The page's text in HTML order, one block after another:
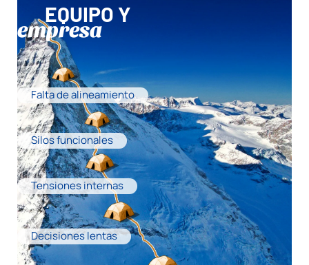
EQUIPO Y
empresa
Falta de alineamiento
Silos funcionales
Tensiones internas
Decisiones lentas